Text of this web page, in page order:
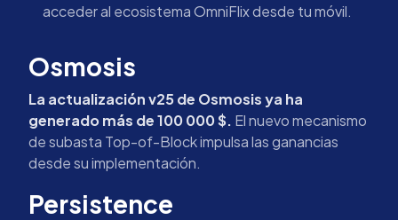
acceder al ecosistema OmniFlix desde tu móvil.
Osmosis
La actualización v25 de Osmosis ya ha
generado más de 100 000 $. El nuevo mecanismo
de subasta Top-of-Block impulsa las ganancias
desde su implementación.
Persistence